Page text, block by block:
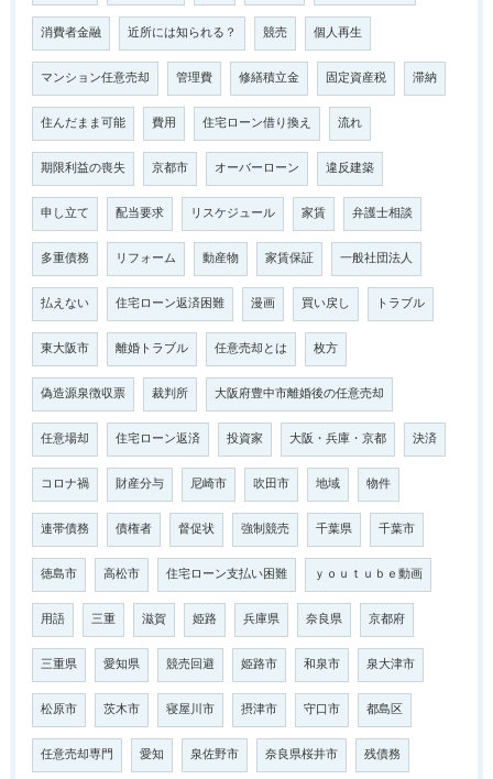
消費者金融 近所には知られる？ 競売 個人再生
マンション任意売却 管理費 修繕積立金 固定資産税 滞納
住んだまま可能 費用 住宅ローン借り換え 流れ
期限利益の喪失 京都市 オーバーローン 違反建築
申し立て 配当要求 リスケジュール 家賃 弁護士相談
多重債務 リフォーム 動産物 家賃保証 一般社団法人
払えない 住宅ローン返済困難 漫画 買い戻し トラブル
東大阪市 離婚トラブル 任意売却とは 枚方
偽造源泉徴収票 裁判所 大阪府豊中市離婚後の任意売却
任意場却 住宅ローン返済 投資家 大阪・兵庫・京都 決済
コロナ禍 財産分与 尼崎市 吹田市 地域 物件
連帯債務 債権者 督促状 強制競売 千葉県 千葉市
徳島市 高松市 住宅ローン支払い困難 ｙｏｕｔｕｂｅ動画
用語 三重 滋賀 姫路 兵庫県 奈良県 京都府
三重県 愛知県 競売回避 姫路市 和泉市 泉大津市
松原市 茨木市 寝屋川市 摂津市 守口市 都島区
任意売却専門 愛知 泉佐野市 奈良県桜井市 残債務